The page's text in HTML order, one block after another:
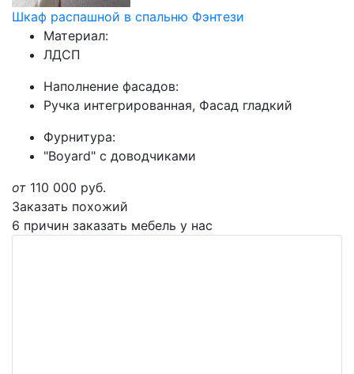
Шкаф распашной в спальню Фэнтези
Материал:
ЛДСП
Наполнение фасадов:
Ручка интегрированная, Фасад гладкий
Фурнитура:
"Boyard" с доводчиками
от 110 000 руб.
Заказать похожий
6 причин заказать мебель у нас